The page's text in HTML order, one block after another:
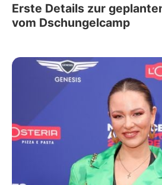
Erste Details zur
vom Dschungelcamp